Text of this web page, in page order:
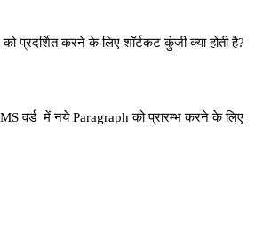
करने के लिए शॉर्टकट कुंजी क्‍या होती है?
वर्ड में नये Paragraph को प्रारम्‍भ करने के लिए